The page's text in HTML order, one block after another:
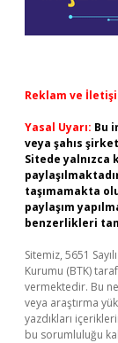
Reklam ve
Yasal Uyarı: Bu
veya şahıs
Sitede yalnızca
taşımamakta
paylaşım
benzerlikleri
Sitemiz, 5651
Kurumu (BTK)
vermektedir. Bu
veya araştırma
yazdıkları
bu sorumluluğu